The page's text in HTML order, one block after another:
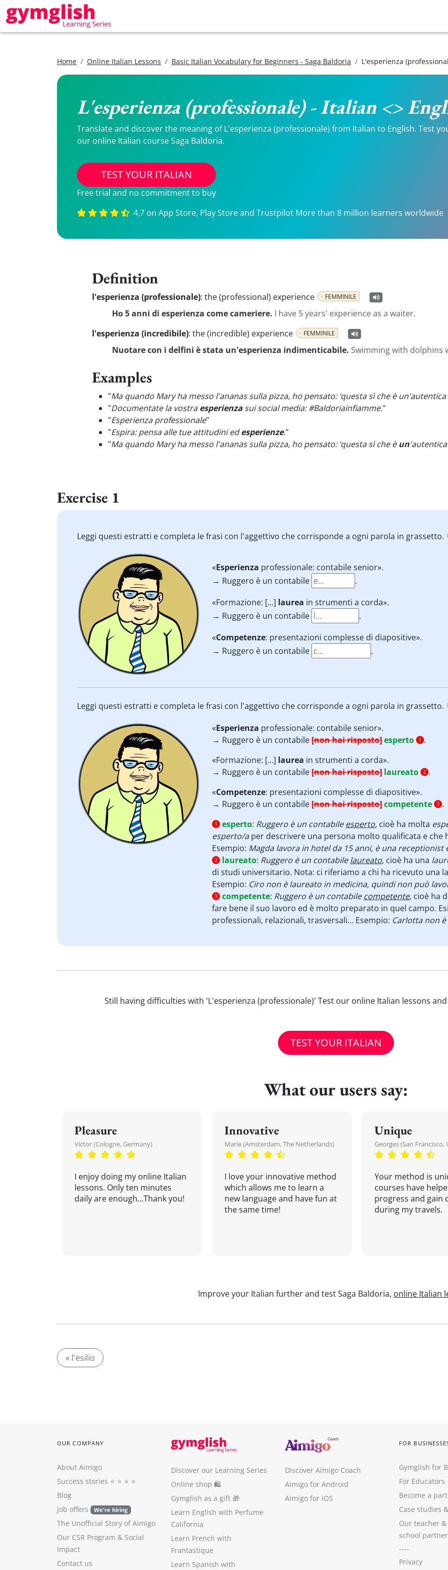
Home Online Italian Lessons Basic Italian Vocabulary for Beginners - Saga Baldoria L'esperienza
L'esperienza (professionale) - Italian <>
Translate and discover the meaning of L'esperienza (professionale) from Italian to English. Test
our online Italian course Saga Baldoria.
TEST YOUR ITALIAN
Free trial and no commitment to buy
4,7 on App Store, Play Store and Trustpilot More than 8 million learners worldwide
Definition
l'esperienza (professionale): the (professional) experience FEMMINILE
Ho 5 anni di esperienza come cameriere. I have 5 years' experience as a waiter.
l'esperienza (incredibile): the (incredible) experience FEMMINILE
Nuotare con i delfini è stata un'esperienza indimenticabile. Swimming with dolphins
Examples
"Ma quando Mary ha messo l'ananas sulla pizza, ho pensato: ‘questa sì che è un'autentica
"Documentate la vostraesperienza sui social media: #Baldoriainfiamme."
"Esperienza professionale"
"Espira: pensa alle tue attitudini edesperienze."
"Ma quando Mary ha messo l'ananas sulla pizza, ho pensato: ‘questa sì che èun
Exercise 1
Leggi questi estratti e completa le frasi con l'aggettivo che corrisponde a ogni parola in grassetto.
«Esperienza professionale: contabile senior».
→ Ruggero è un contabile
.
«Formazione: [...] laurea in strumenti a corda».
→ Ruggero è un contabile
.
«Competenze: presentazioni complesse di diapositive».
→ Ruggero è un contabile
.
Leggi questi estratti e completa le frasi con l'aggettivo che corrisponde a ogni parola in grassetto.
«Esperienza professionale: contabile senior».
→ Ruggero è un contabile[non hai risposto]esperto 1 .
«Formazione: [...] laurea in strumenti a corda».
→ Ruggero è un contabile[non hai risposto] laureato 2 .
«Competenze: presentazioni complesse di diapositive».
→ Ruggero è un contabile[non hai risposto]competente 3 .
1 esperto: Ruggero è un contabileesperto, cioè ha molta
esperto/aper descrivere una persona molto qualificata e che
Esempio: Magda lavora in hotel da 15 anni, è una receptionist
2 laureato: Ruggero è un contabilelaureato, cioè ha una
di studi universitario. Nota: ci riferiamo a chi ha ricevuto una
Esempio: Ciro non è laureato in medicina, quindi non può
3 competente: Ruggero è un contabilecompetente, cioè ha
fare bene il suo lavoro ed è molto preparato in quel campo.
professionali, relazionali, trasversali… Esempio: Carlotta non
Still having difficulties with 'L'esperienza (professionale)' Test our online Italian lessons
TEST YOUR ITALIAN
What our users say:
Pleasure
Victor (Cologne, Germany)
I enjoy doing my online Italian
lessons. Only ten minutes
daily are enough...Thank you!
Innovative
Marie (Amsterdam, The Netherlands)
I love your innovative method
which allows me to learn a
new language and have fun at
the same time!
Unique
Georges (San Francisco,
Your method is
courses have
progress and gain
during my travels.
Improve your Italian further and test Saga Baldoria, online Italian
« l'esilio
OUR COMPANY
About Aimigo
Success stories ⭐️ ⭐️ ⭐️ ⭐️
Blog
Job offers
We're hiring
The Unofficial Story of Aimigo
Our CSR Program & Social
Impact
Contact us
Discover our Learning Series
Online shop 🛍
Gymglish as a gift 🎁
Learn English with Perfume
California
Learn French with
Frantastique
Learn Spanish with
Discover Aimigo Coach
Aimigo for Android
Aimigo for iOS
FOR
Gymglish for
For Educators
Become a
Case studies
Our teacher
school
----
Privacy